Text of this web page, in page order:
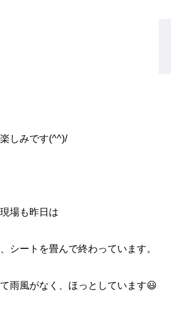
しみです(^^)/
場も昨日は
シートを畳んで終わっています。
雨風がなく、ほっとしています😃